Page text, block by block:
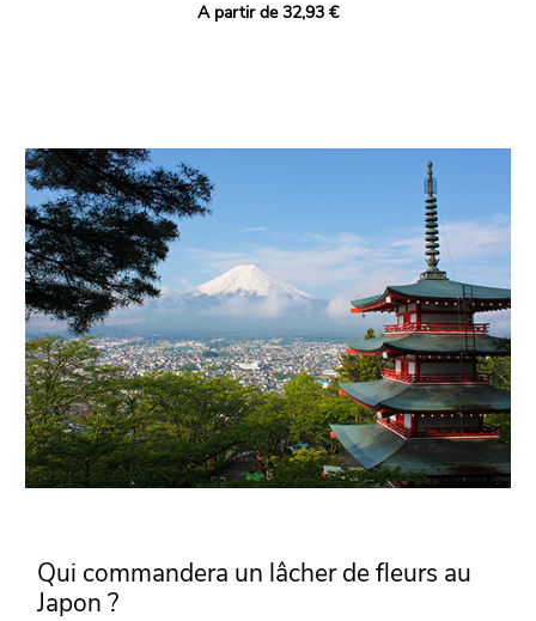
A partir de 32,93 €
Qui commandera un lâcher de fleurs au
Japon ?